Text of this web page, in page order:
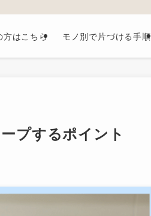
方はこちら モノ別で片づける手順
プするポイント